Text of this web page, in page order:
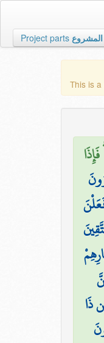
Project parts المشروع
This is
ذَا